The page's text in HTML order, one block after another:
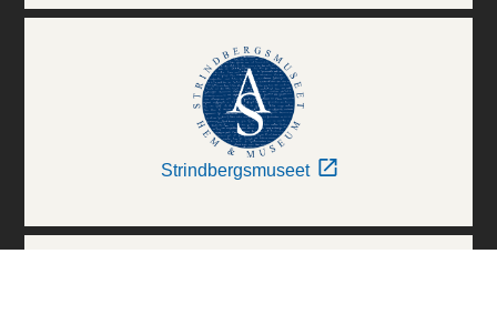
Strindbergsmuseet